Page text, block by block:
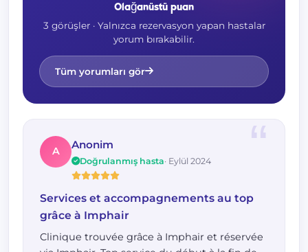
Olağanüstü puan
3 görüşler · Yalnızca rezervasyon yapan hastalar
yorum bırakabilir.
Tüm yorumları gör
A
Anonim
Doğrulanmış hasta· Eylül 2024
Services et accompagnements au top
grâce à Imphair
Clinique trouvée grâce à Imphair et réservée